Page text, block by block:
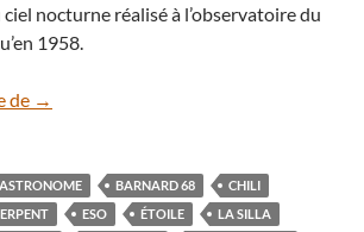
nocturne réalisé à l’observatoire du
1958.
de LDN 483, une nébuleuse sombre dans
→
ASTRONOME BARNARD 68
CHILI
ESO ÉTOILE
LA SILLA